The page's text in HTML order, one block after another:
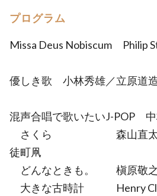
プログラム
Missa Deus Nobiscum Philip
優しき歌 小林秀雄／立原道
混声合唱で歌いたいJ-POP
さくら 森山直太朗／
徒町凧
どんなときも。 槇原敬之
大きな古時計 Henry